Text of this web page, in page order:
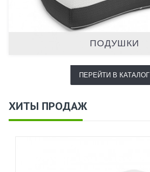
ПОДУШКИ
ПЕРЕЙТИ В КАТАЛОГ
ХИТЫ ПРОДАЖ